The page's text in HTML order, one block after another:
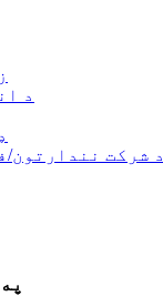
د
د شرکت نندارتون/